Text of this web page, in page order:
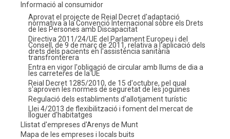
Informació al consumidor
Aprovat el projecte de Reial Decret d'adaptació
normativa a la Convenció Internacional sobre els Drets
de les Persones amb Discapacitat
Directiva 2011/24/UE del Parlament Europeu i del
Consell, de 9 de març de 2011, relativa a l'aplicació dels
drets dels pacients en l'assistència sanitària
transfronterera
Entra en vigor l'obligació de circular amb llums de dia a
les carreteres de la UE
Reial Decret 1285/2010, de 15 d'octubre, pel qual
s'aproven les normes de seguretat de les joguines
Regulació dels establiments d'allotjament turístic
Llei 4/2013 de flexibilització i foment del mercat de
lloguer d'habitatges
Llistat d'empreses d'Arenys de Munt
Mapa de les empreses i locals buits